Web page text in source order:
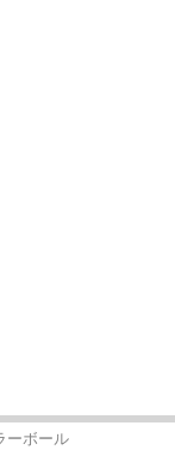
ーボール